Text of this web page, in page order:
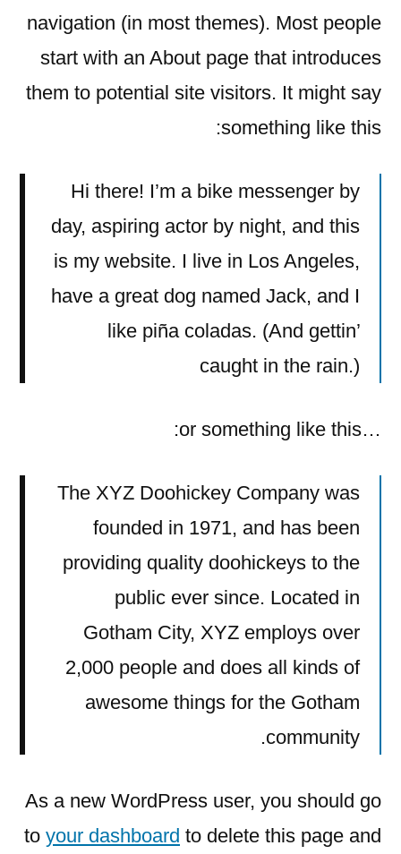
navigation (in most themes). Most people
start with an About page that introduces
them to potential site visitors. It might say
something like this:
Hi there! I’m a bike messenger by
day, aspiring actor by night, and this
is my website. I live in Los Angeles,
have a great dog named Jack, and I
like piña coladas. (And gettin’
caught in the rain.)
…or something like this:
The XYZ Doohickey Company was
founded in 1971, and has been
providing quality doohickeys to the
public ever since. Located in
Gotham City, XYZ employs over
2,000 people and does all kinds of
awesome things for the Gotham
community.
As a new WordPress user, you should go
to your dashboard to delete this page and